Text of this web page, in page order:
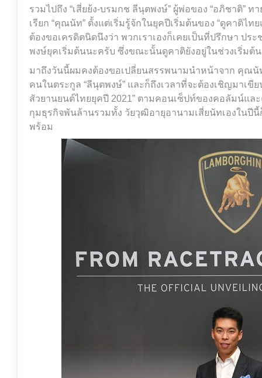
รวมไปถึง “เสี่ยย้ง-บรมกช ลีนุตพงษ์” ผู้พ่อของ “อภิชาติ”
เรียก “คุณนัท” ตั้งแต่เริ่มรู้จักในยุคปีเริ่มต้นของ “ดูคาติไ
ต้องขอเครดิตนิดนึงว่า พวกเราเองก็เคยเป็นที่ปรึกษา ป
พงษ์ยุคเริ่มต้นนะครับ ซึ่งขณะนั้นดูคาติยังอยู่ในช่วงเริ่มต้
มาถึงวันนี้ผมคงต้องขอเปลี่ยนสรรพนามนำหน้าจาก คุณนั
คนในตระกูล “ลีนุตพงษ์” และก็ถึงเวลาที่จะต้องเชิญมาเขี
สัวยานยนต์ไทยยุคปี 2021” ตามคอนเซ็ปท์ของคอลัมน์แล
กุมธุรกิจพันล้านรวมทั้ง วัยวุฒิอายุอานามเสี่ยนัทเองในปี
พร้อม